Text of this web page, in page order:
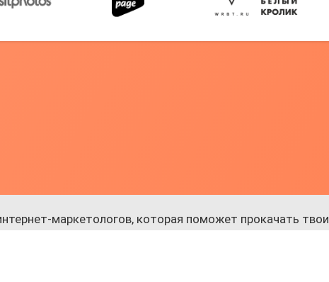
маркетологов, которая поможет прокачать твои